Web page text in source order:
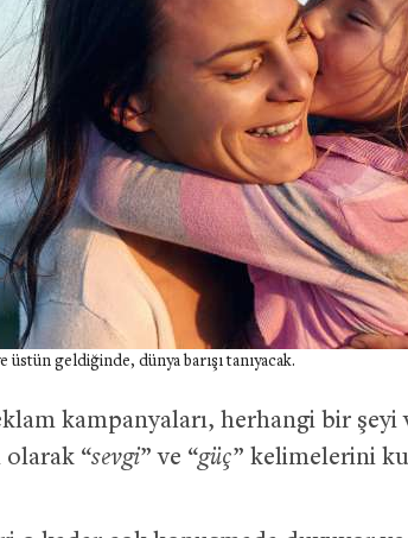
geldiğinde, dünya barışı tanıyacak.
kampanyaları, herhangi bir
olarak “sevgi” ve “güç” kelimelerini